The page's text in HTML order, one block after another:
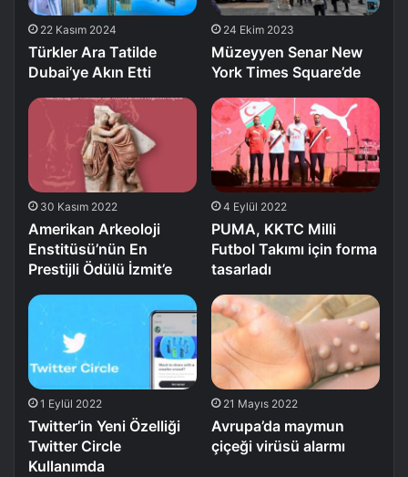
22 Kasım 2024
Türkler Ara Tatilde
Dubai’ye Akın Etti
24 Ekim 2023
Müzeyyen Senar New
York Times Square’de
30 Kasım 2022
Amerikan Arkeoloji
Enstitüsü’nün En
Prestijli Ödülü İzmit’e
4 Eylül 2022
PUMA, KKTC Milli
Futbol Takımı için forma
tasarladı
1 Eylül 2022
Twitter’in Yeni Özelliği
Twitter Circle
Kullanımda
21 Mayıs 2022
Avrupa’da maymun
çiçeği virüsü alarmı